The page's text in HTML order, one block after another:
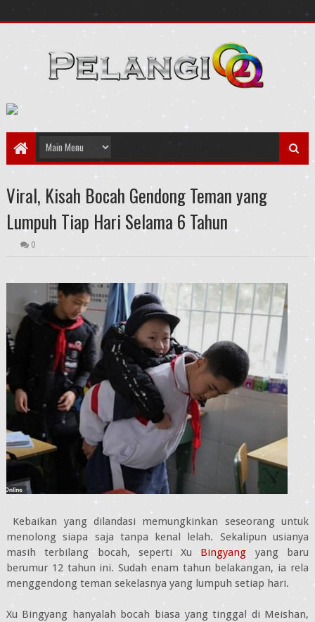
Viral, Kisah Bocah Gendong Teman yang
Lumpuh Tiap Hari Selama 6 Tahun
0
Kebaikan yang dilandasi memungkinkan seseorang untuk
menolong siapa saja tanpa kenal lelah. Sekalipun usianya
masih terbilang bocah, seperti XuBingyang yang baru
berumur 12 tahun ini. Sudah enam tahun belakangan, ia rela
menggendong teman sekelasnya yang lumpuh setiap hari.
Xu Bingyang hanyalah bocah biasa yang tinggal di Meishan,